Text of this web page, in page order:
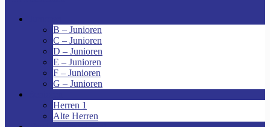
B – Junioren
C – Junioren
D – Junioren
E – Junioren
F – Junioren
G – Junioren
Herren 1
Alte Herren